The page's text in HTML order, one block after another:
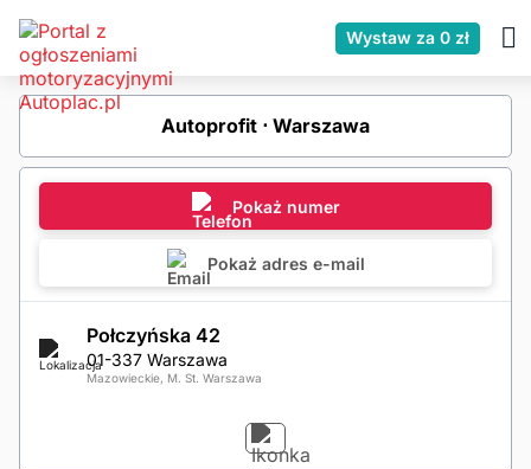
Wystaw za 0 zł
Autoprofit ⋅ Warszawa
Pokaż numer
Pokaż adres e-mail
Połczyńska 42
01-337 Warszawa
Mazowieckie, M. St. Warszawa